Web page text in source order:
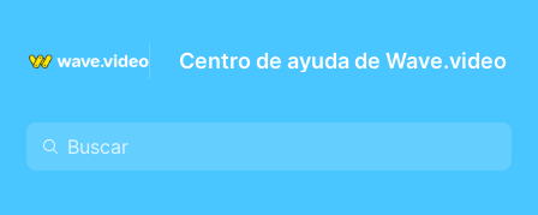
Centro de ayuda de Wave.video